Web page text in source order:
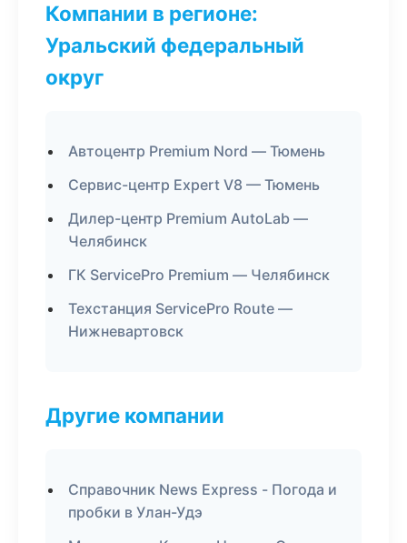
Компании в регионе:
Уральский федеральный
округ
Автоцентр Premium Nord — Тюмень
Сервис-центр Expert V8 — Тюмень
Дилер-центр Premium AutoLab —
Челябинск
ГК ServicePro Premium — Челябинск
Техстанция ServicePro Route —
Нижневартовск
Другие компании
Справочник News Express - Погода и
пробки в Улан-Удэ